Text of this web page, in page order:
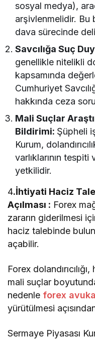
sosyal medya),
arşivlenmelidir. Bu
dava sürecinde
Savcılığa Suç
genellikle nitelikli
kapsamında
Cumhuriyet
hakkında ceza
Mali Suçlar
Bildirimi: Şüpheli
Kurum,
varlıklarının
yetkilidir.
4.İhtiyati Haciz
Açılması : Forex
zararın giderilmesi
haciz talebinde
açabilir.
Forex
mali suçlar
nedenle forex
yürütülmesi
Sermaye Piyasası